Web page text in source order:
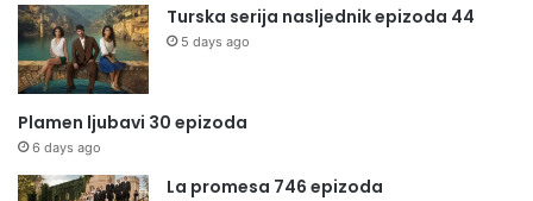
Turska serija nasljednik epizoda 44
5 days ago
Plamen ljubavi 30 epizoda
6 days ago
La promesa 746 epizoda